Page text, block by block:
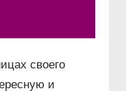
своего
и